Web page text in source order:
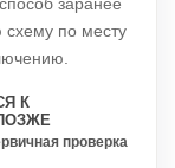
схему по месту
К
проверка